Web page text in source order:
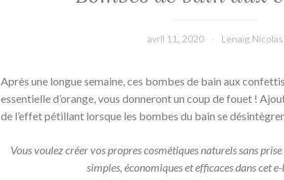
avril 11, 2020 Lenaïg Nicolas
Après une longue semaine, ces bombes de bain aux
essentielle d’orange, vous donneront un coup de fouet !
de l’effet pétillant lorsque les bombes du bain se
Vous voulez créer vos propres cosmétiques naturels sans
simples, économiques et efficaces dans cet